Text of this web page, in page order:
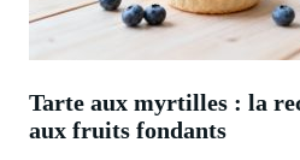
Tarte aux myrtilles : la
aux fruits fondants